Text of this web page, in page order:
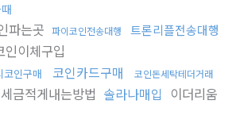
파는곳 파이코인전송대행 트론리플전송대행
인이체구입
코인구매 코인카드구매 코인돈세탁테더거래
세금적게내는방법 솔라나매입 이더리움